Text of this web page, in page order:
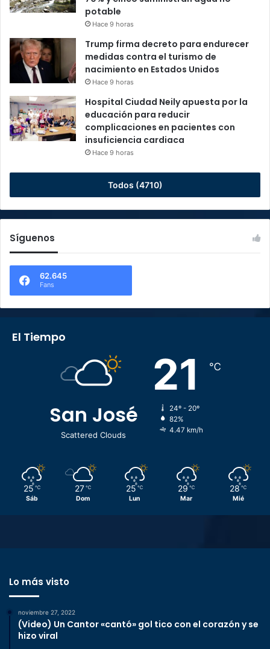
potable
Hace 9 horas
Trump firma decreto para endurecer
medidas contra el turismo de
nacimiento en Estados Unidos
Hace 9 horas
Hospital Ciudad Neily apuesta por la
educación para reducir
complicaciones en pacientes con
insuficiencia cardiaca
Hace 9 horas
Todos (4710)
Síguenos
62.645
Fans
El Tiempo
San José
Scattered Clouds
21 ℃
24º - 20º
82%
4.47 km/h
25 ℃
Sáb
27 ℃
Dom
25 ℃
Lun
29 ℃
Mar
28 ℃
Mié
Lo más visto
noviembre 27, 2022
(Video) Un Cantor «cantó» gol tico con el corazón y se
hizo viral